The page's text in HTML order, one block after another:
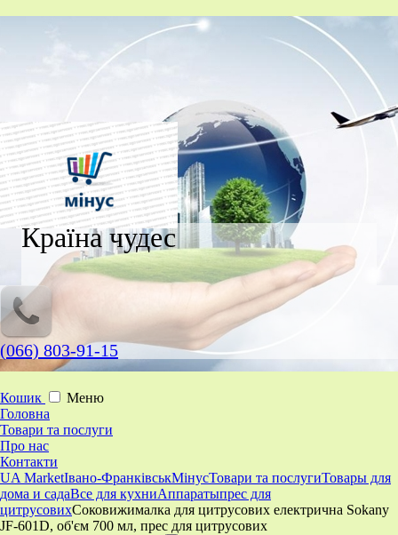
Країна чудес
(066) 803-91-15
Кошик
Меню
Головна
Товари та послуги
Про нас
Контакти
UA MarketІвано-ФранківськМінусТовари та послугиТовары для
дома и садаВсе для кухниАппаратыпрес для
цитрусовихСоковижималка для цитрусових електрична Sokany
JF-601D, об'єм 700 мл, прес для цитрусових